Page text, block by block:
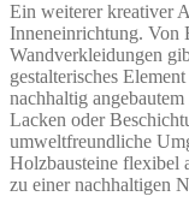
Ein weiterer kreativer
Inneneinrichtung. Von
Wandverkleidungen
gestalterisches
nachhaltig
Lacken oder
umweltfreundliche
Holzbausteine flexibel
zu einer nachhaltigen